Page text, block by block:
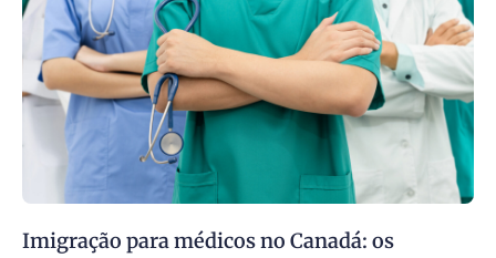
Imigração para médicos no Canadá: os